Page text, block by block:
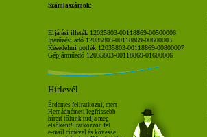
Számlaszámok:
Eljárási illeték 12035803-00118869-00500006
Iparűzési adó 12035803-00118869-00600003
Késedelmi pótlék 12035803-00118869-00800007
Gépjárműadó 12035803-00118869-01600006
Hírlevél
Érdemes feliratkozni, mert
Hernádnémeti legfrissebb
híreit tőlünk tudja meg
elsőként! Iratkozzon fel
e-mail címével és kövesse